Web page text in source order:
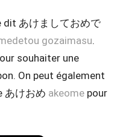
dit あけましておめで
gozaimasu.
souhaiter une
On peut également
あけおめ akeome pour